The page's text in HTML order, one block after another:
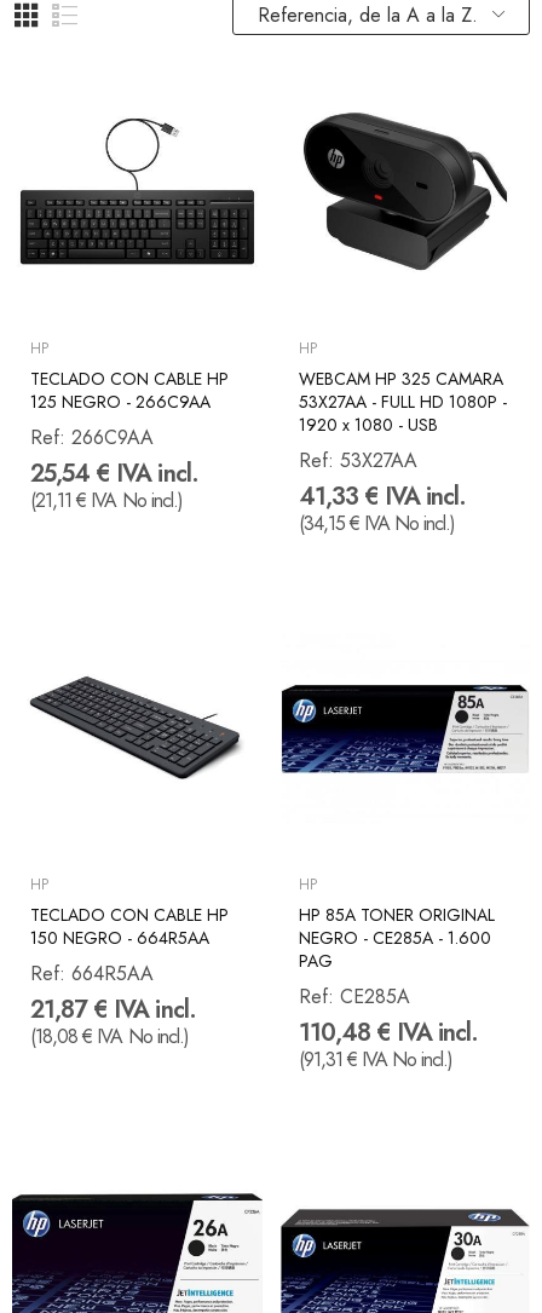
Referencia, de la A a la Z.
HP
TECLADO CON CABLE HP
125 NEGRO - 266C9AA
Ref: 266C9AA
25,54 € IVA incl.
(21,11 € IVA No incl.)
HP
WEBCAM HP 325 CAMARA
53X27AA - FULL HD 1080P -
1920 x 1080 - USB
Ref: 53X27AA
41,33 € IVA incl.
(34,15 € IVA No incl.)
HP
TECLADO CON CABLE HP
150 NEGRO - 664R5AA
Ref: 664R5AA
21,87 € IVA incl.
(18,08 € IVA No incl.)
HP
HP 85A TONER ORIGINAL
NEGRO - CE285A - 1.600
PAG
Ref: CE285A
110,48 € IVA incl.
(91,31 € IVA No incl.)